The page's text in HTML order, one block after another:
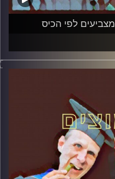
לפי הכיס
.
גלעד
מצביעים לפי